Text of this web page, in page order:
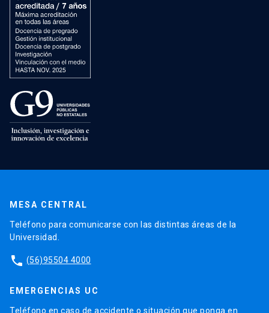
MESA CENTRAL
Teléfono para comunicarse con las distintas áreas de la
Universidad.
phone (56)95504 4000
EMERGENCIAS UC
Teléfono en caso de accidente o situación que ponga en